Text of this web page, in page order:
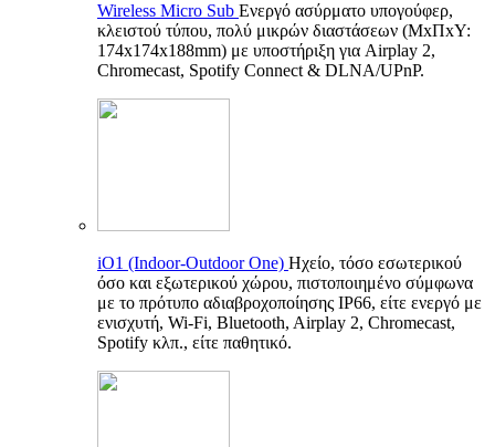
Wireless Micro Sub Ενεργό ασύρματο υπογούφερ,
κλειστού τύπου, πολύ μικρών διαστάσεων (ΜxΠxΥ:
174x174x188mm) με υποστήριξη για Airplay 2,
Chromecast, Spotify Connect & DLNA/UPnP.
iO1 (Indoor-Outdoor One) Ηχείο, τόσο εσωτερικού
όσο και εξωτερικού χώρου, πιστοποιημένο σύμφωνα
με το πρότυπο αδιαβροχοποίησης IP66, είτε ενεργό με
ενισχυτή, Wi-Fi, Bluetooth, Airplay 2, Chromecast,
Spotify κλπ., είτε παθητικό.